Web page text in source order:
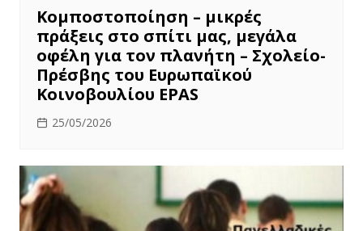
Κομποστοποίηση – μικρές
πράξεις στο σπίτι μας, μεγάλα
οφέλη για τον πλανήτη – Σχολείο-
Πρέσβης του Ευρωπαϊκού
Κοινοβουλίου EPAS
25/05/2026